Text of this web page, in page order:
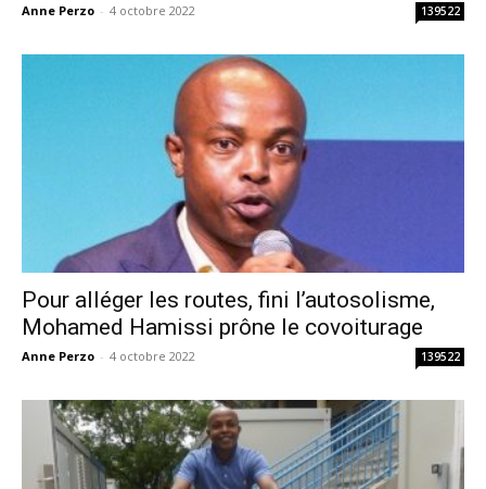
Anne Perzo - 4 octobre 2022 139522
Pour alléger les routes, fini l’autosolisme,
Mohamed Hamissi prône le covoiturage
Anne Perzo - 4 octobre 2022 139522